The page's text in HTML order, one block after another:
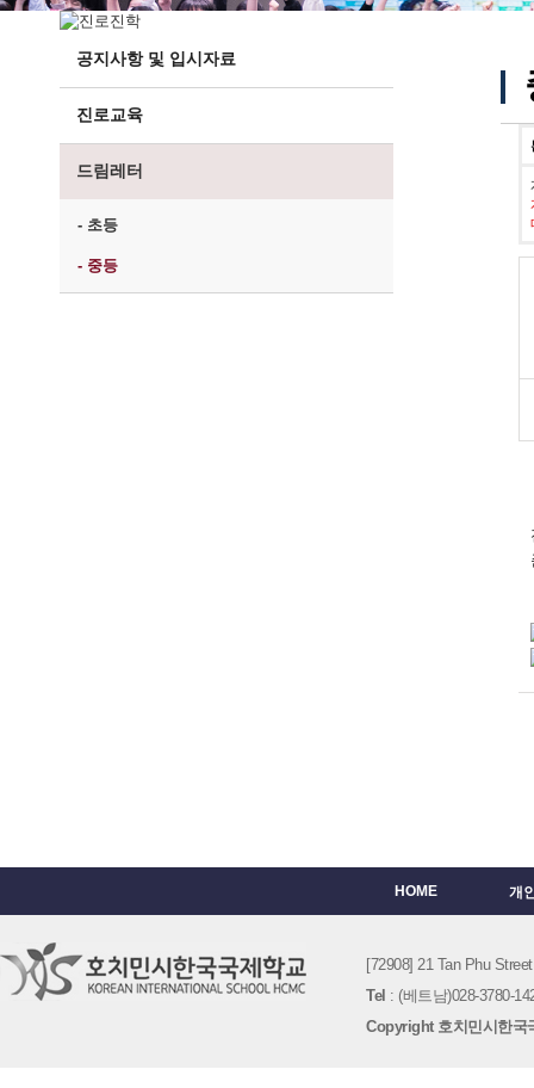
공지사항 및 입시자료
진로교육
드림레터
- 초등
- 중등
HOME 개
[72908] 21 Tan Phu
Tel : (베트남)028-3780-
Copyright 호치민시한국